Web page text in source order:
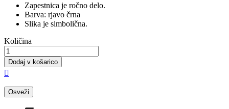
Zapestnica je ročno delo.
Barva: rjavo črna
Slika je simbolična.
Količina
Dodaj v košarico
